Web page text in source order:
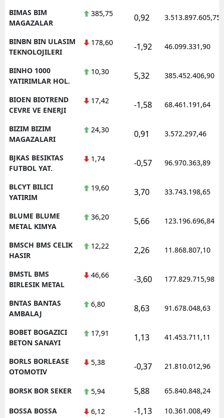
BIMAS BIM
MAGAZALAR
385,75 0,92 3.513.897.605,75
BINBN BIN ULASIM
TEKNOLOJILERI
178,60 -1,92 46.099.331,90
BINHO 1000
YATIRIMLAR HOL.
10,30 5,32 385.452.406,90
BIOEN BIOTREND
CEVRE VE ENERJI
17,42 -1,58 68.461.191,64
BIZIM BIZIM
MAGAZALARI
24,30 0,91 3.572.297,46
BJKAS BESIKTAS
FUTBOL YAT.
1,74 -0,57 96.970.363,89
BLCYT BILICI
YATIRIM
19,60 3,70 33.743.198,65
BLUME BLUME
METAL KIMYA
36,20 5,66 123.196.696,84
BMSCH BMS CELIK
HASIR
12,22 2,26 11.868.807,10
BMSTL BMS
BIRLESIK METAL
46,66 -3,60 177.829.715,98
BNTAS BANTAS
AMBALAJ
6,80 8,63 91.678.048,63
BOBET BOGAZICI
BETON SANAYI
17,91 1,13 41.453.711,11
BORLS BORLEASE
OTOMOTIV
5,38 -0,37 21.810.012,96
BORSK BOR SEKER 5,94 5,88 65.840.848,24
BOSSA BOSSA 6,12 -1,13 10.361.008,49